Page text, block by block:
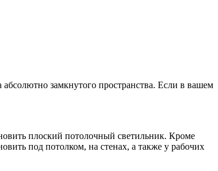
замкнутого пространства. Если в вашем
плоский потолочный светильник. Кроме
под потолком, на стенах, а также у рабочих